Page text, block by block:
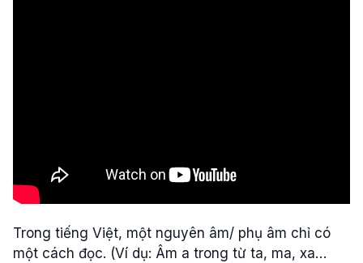
Trong tiếng Việt, một nguyên âm/ phụ âm chỉ có
một cách đọc. (Ví dụ: Âm a trong từ ta, ma, xa…